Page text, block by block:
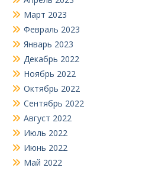
Март 2023
Февраль 2023
Январь 2023
Декабрь 2022
Ноябрь 2022
Октябрь 2022
Сентябрь 2022
Август 2022
Июль 2022
Июнь 2022
Май 2022